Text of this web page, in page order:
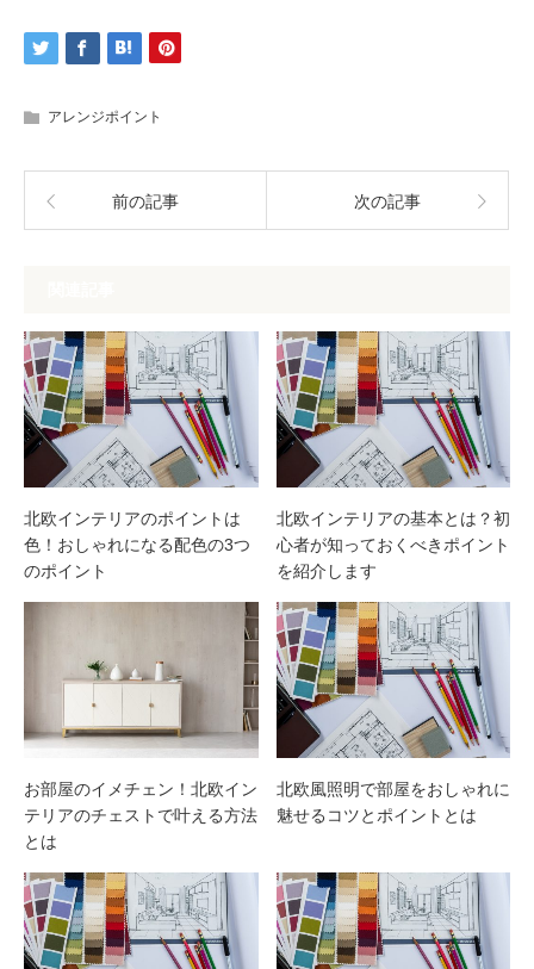
アレンジポイント
前の記事 次の記事
北欧インテリアのポイントは
色！おしゃれになる配色の3つ
のポイント
北欧インテリアの基本とは？初
心者が知っておくべきポイント
を紹介します
お部屋のイメチェン！北欧イン
テリアのチェストで叶える方法
とは
北欧風照明で部屋をおしゃれに
魅せるコツとポイントとは